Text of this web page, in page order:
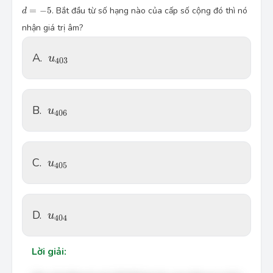
d = −5
d = -5
. Bắt đầu từ số hạng nào của cấp số cộng đó thì nó
nhận giá trị âm?
A. u403
u_{403}
B. u406
u_{406}
C. u405
u_{405}
D. u404
u_{404}
Lời giải: